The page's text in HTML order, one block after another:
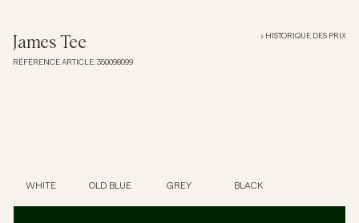
Chemises
T-shirts
James Tee
RÉFÉRENCE ARTICLE: 350098099
HISTORIQUE DES PRIX
WHITE OLD BLUE GREY BLACK